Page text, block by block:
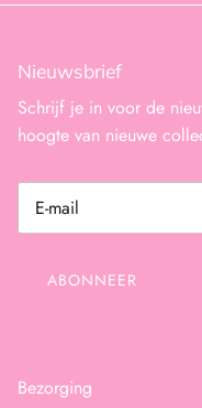
Nieuwsbrief
Schrijf je in voor de
hoogte van nieuwe
ABONNEER
Bezorging